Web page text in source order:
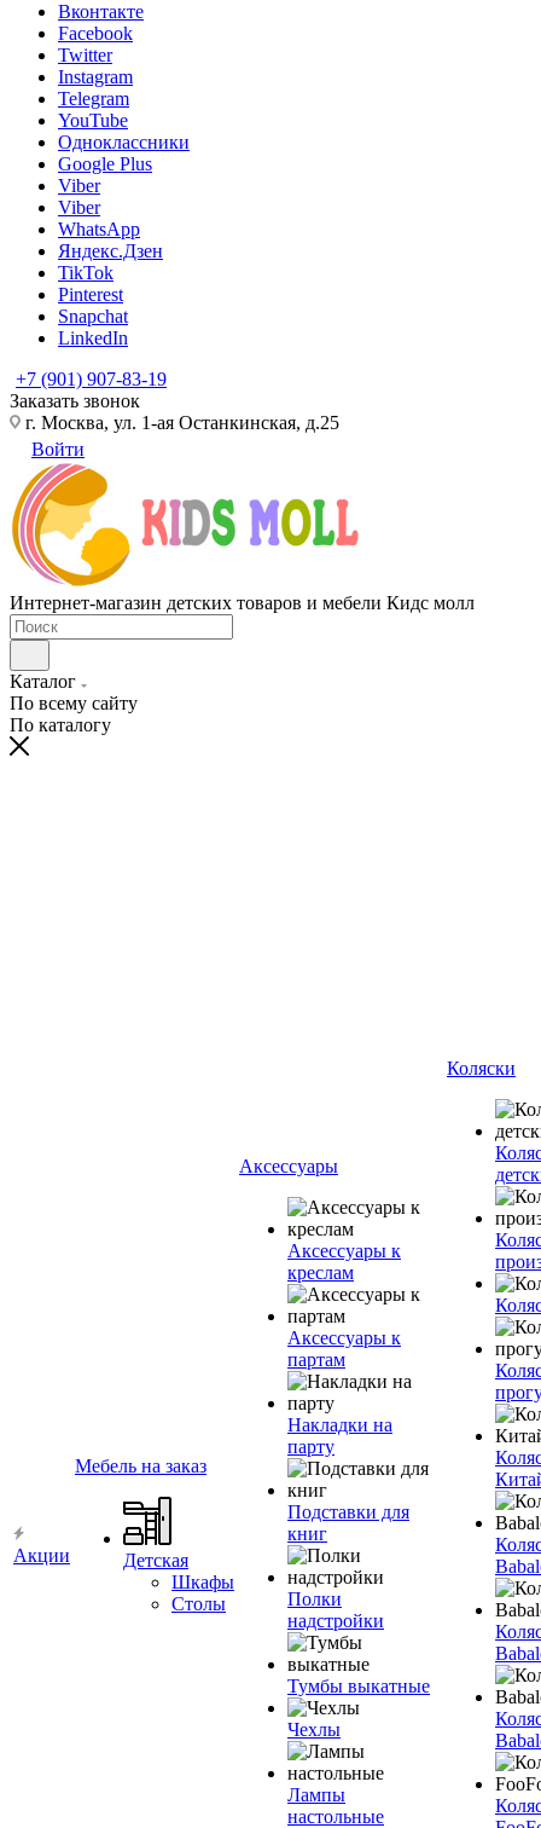
Вконтакте
Facebook
Twitter
Instagram
Telegram
YouTube
Одноклассники
Google Plus
Viber
Viber
WhatsApp
Яндекс.Дзен
TikTok
Pinterest
Snapchat
LinkedIn
+7 (901) 907-83-19
Заказать звонок
г. Москва, ул. 1-ая Останкинская, д.25
Войти
Интернет-магазин детских товаров и мебели Кидс молл
Каталог
По всему сайту
По каталогу
Акции
Мебель на заказ
Детская
Шкафы
Столы
Аксессуары
Аксессуары к
креслам
Аксессуары к
партам
Накладки на
парту
Подставки для
книг
Полки
надстройки
Тумбы выкатные
Чехлы
Лампы
настольные
Коляски